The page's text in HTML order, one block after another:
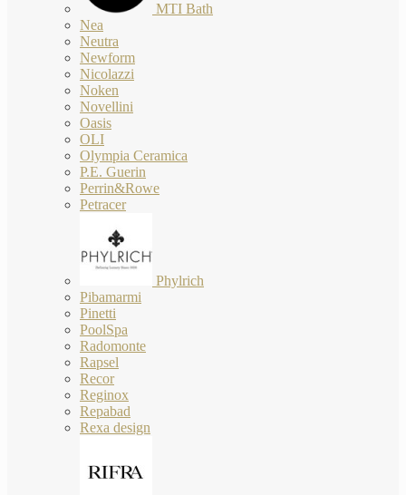
MTI Bath
Nea
Neutra
Newform
Nicolazzi
Noken
Novellini
Oasis
OLI
Olympia Ceramica
P.E. Guerin
Perrin&Rowe
Petracer
Phylrich
Pibamarmi
Pinetti
PoolSpa
Radomonte
Rapsel
Recor
Reginox
Repabad
Rexa design